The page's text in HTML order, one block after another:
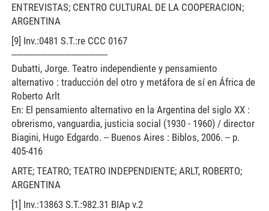
ENTREVISTAS; CENTRO CULTURAL DE LA COOPERACION;
ARGENTINA
[9] Inv.:0481 S.T.:re CCC 0167
----------------------------------------
Dubatti, Jorge. Teatro independiente y pensamiento
alternativo : traducción del otro y metáfora de sí en África de
Roberto Arlt
En: El pensamiento alternativo en la Argentina del siglo XX :
obrerismo, vanguardia, justicia social (1930 - 1960) / director
Biagini, Hugo Edgardo. -- Buenos Aires : Biblos, 2006. -- p.
405-416
ARTE; TEATRO; TEATRO INDEPENDIENTE; ARLT, ROBERTO;
ARGENTINA
[1] Inv.:13863 S.T.:982.31 BIAp v.2